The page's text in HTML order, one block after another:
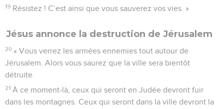
19 Résistez ! C’est ainsi que vous sauverez vos vies. »
Jésus annonce la destruction de Jérusalem
20 « Vous verrez les armées ennemies tout autour de
Jérusalem. Alors vous saurez que la ville sera bientôt
détruite.
21 À ce moment-là, ceux qui seront en Judée devront fuir
dans les montagnes. Ceux qui seront dans la ville devront la